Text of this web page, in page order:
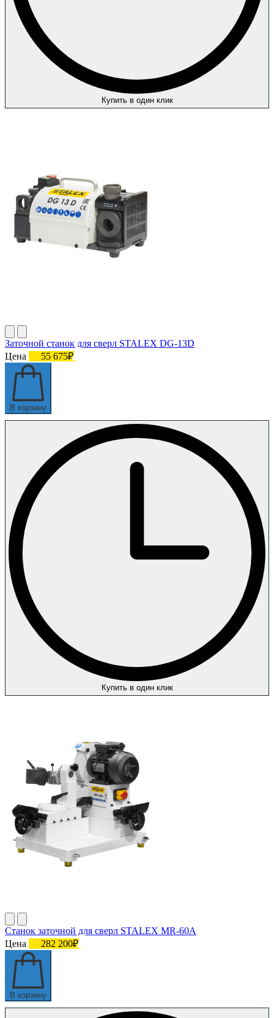
Купить в один клик
Заточной станок для сверл STALEX DG-13D
Цена
55 675₽
В корзину
Купить в один клик
Станок заточной для сверл STALEX MR-60A
Цена
282 200₽
В корзину